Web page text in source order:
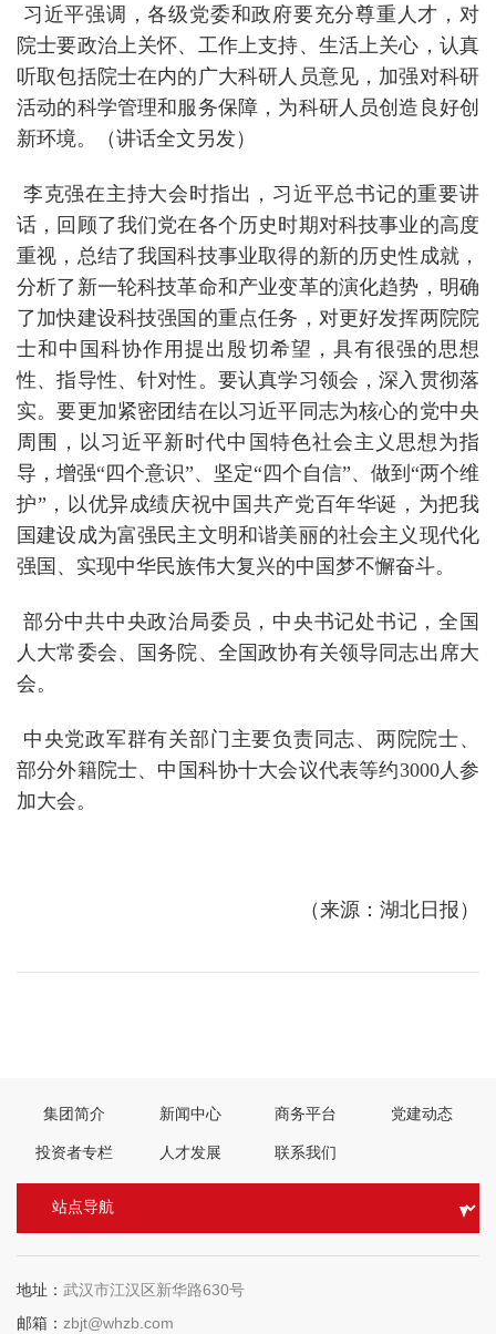
习近平强调，各级党委和政府要充分尊重人才，对
院士要政治上关怀、工作上支持、生活上关心，认真
听取包括院士在内的广大科研人员意见，加强对科研
活动的科学管理和服务保障，为科研人员创造良好创
新环境。（讲话全文另发）
李克强在主持大会时指出，习近平总书记的重要讲
话，回顾了我们党在各个历史时期对科技事业的高度
重视，总结了我国科技事业取得的新的历史性成就，
分析了新一轮科技革命和产业变革的演化趋势，明确
了加快建设科技强国的重点任务，对更好发挥两院院
士和中国科协作用提出殷切希望，具有很强的思想
性、指导性、针对性。要认真学习领会，深入贯彻落
实。要更加紧密团结在以习近平同志为核心的党中央
周围，以习近平新时代中国特色社会主义思想为指
导，增强“四个意识”、坚定“四个自信”、做到“两个维
护”，以优异成绩庆祝中国共产党百年华诞，为把我
国建设成为富强民主文明和谐美丽的社会主义现代化
强国、实现中华民族伟大复兴的中国梦不懈奋斗。
部分中共中央政治局委员，中央书记处书记，全国
人大常委会、国务院、全国政协有关领导同志出席大
会。
中央党政军群有关部门主要负责同志、两院院士、
部分外籍院士、中国科协十大会议代表等约3000人参
加大会。
（来源：湖北日报）
集团简介 新闻中心 商务平台 党建动态
投资者专栏 人才发展 联系我们
地址： 武汉市江汉区新华路630号
邮箱： zbjt@whzb.com